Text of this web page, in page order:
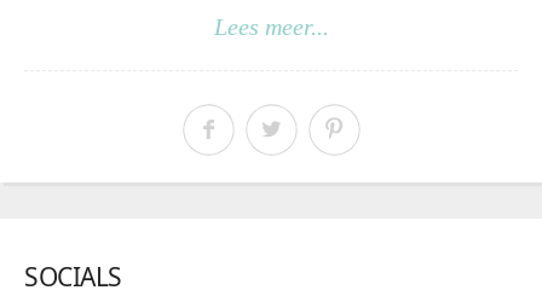
Lees meer...
SOCIALS